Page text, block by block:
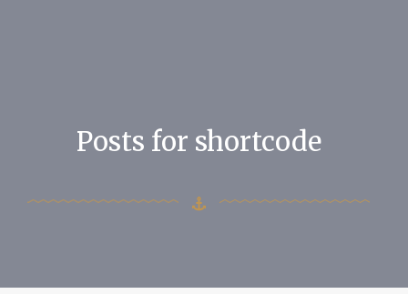
Posts for shortcode